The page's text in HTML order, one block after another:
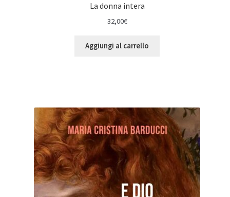
La donna intera
32,00€
Aggiungi al carrello